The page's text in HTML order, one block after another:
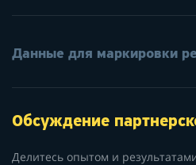
Данные для маркировки
Обсуждение
Делитесь опытом и